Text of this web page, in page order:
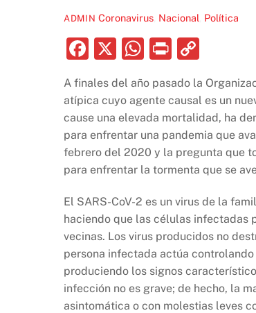
ADMIN Coronavirus Nacional Política
F
c
e
b
o
o
k
X
W
at
s
A
p
p
P
nt p
y
Li
n
k
A finales del año pasado la
atípica cuyo agente causal es un
cause una elevada mortalidad, ha
para enfrentar una pandemia que
febrero del 2020 y la pregunta que
para enfrentar la tormenta que se
El SARS-CoV-2 es un virus de la
haciendo que las células infectadas
vecinas. Los virus producidos no
persona infectada actúa
produciendo los signos
infección no es grave; de hecho, la
asintomática o con molestias leves